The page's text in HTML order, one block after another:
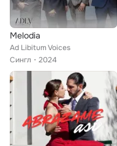
Melodia
Ad Libitum Voices
Сингл
2024